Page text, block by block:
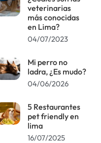
veterinarias
más conocidas
en Lima?
04/07/2023
Mi perro no
ladra, ¿Es mudo?
04/06/2026
5 Restaurantes
pet friendly en
lima
16/07/2025